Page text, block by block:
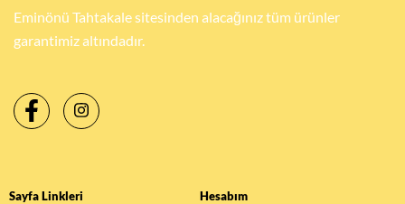
Eminönü Tahtakale sitesinden alacağınız tüm ürünler
garantimiz altındadır.
Sayfa Linkleri Hesabım